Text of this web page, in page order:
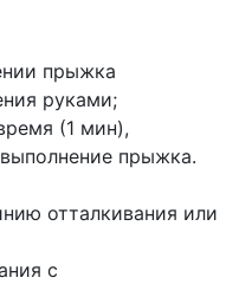
прыжка
руками;
(1 мин),
прыжка.
отталкивания или
с